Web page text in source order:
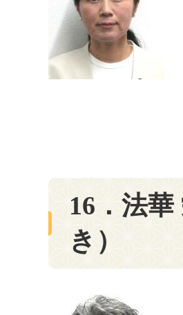
16．法
き）